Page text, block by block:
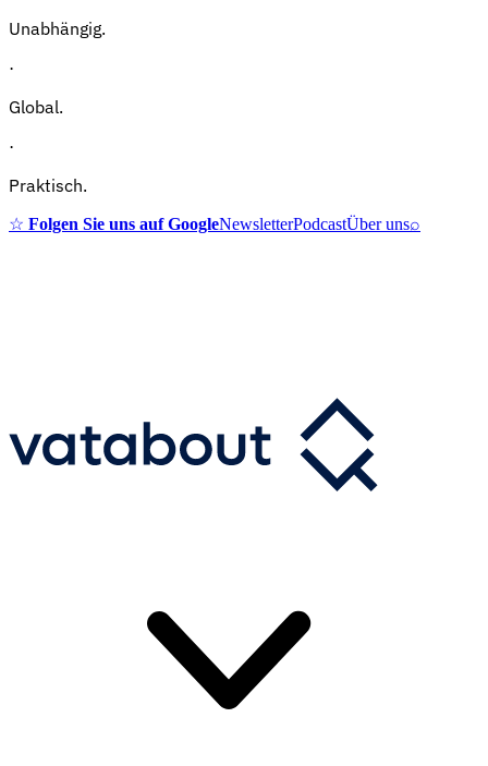
Unabhängig.
·
Global.
·
Praktisch.
☆ Folgen Sie uns auf GoogleNewsletterPodcastÜber uns⌕